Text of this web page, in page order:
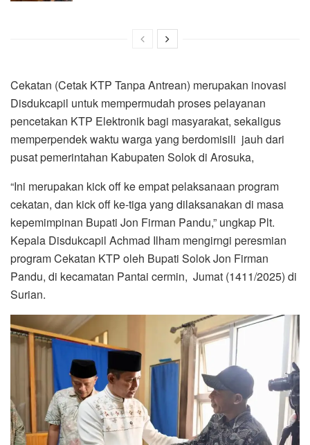
Cekatan (Cetak KTP Tanpa Antrean) merupakan inovasi
Disdukcapil untuk mempermudah proses pelayanan
pencetakan KTP Elektronik bagi masyarakat, sekaligus
memperpendek waktu warga yang berdomisili jauh dari
pusat pemerintahan Kabupaten Solok di Arosuka,
“Ini merupakan kick off ke empat pelaksanaan program
cekatan, dan kick off ke-tiga yang dilaksanakan di masa
kepemimpinan Bupati Jon Firman Pandu,” ungkap Plt.
Kepala Disdukcapil Achmad Ilham mengirngi peresmian
program Cekatan KTP oleh Bupati Solok Jon Firman
Pandu, di kecamatan Pantai cermin, Jumat (1411/2025) di
Surian.